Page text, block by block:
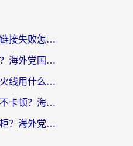
女神星球海外服务器链接失败怎么解决？海外党国服游戏加速避坑指南
日本怎么玩君临传奇？海外党国服游戏加速避坑指南（附菲律宾欧洲玩家实测）
海外党必看：打穿越火线用什么加速器？解决延迟卡顿，还能玩奇妙拼图世界和第五人格
波兰怎么玩无悔华夏不卡顿？海外国服游戏加速器终极指南（附征途2萤火突击解决方案）
英国怎么玩叫我大掌柜？海外党国服游戏加速避坑指南（附实测推荐）